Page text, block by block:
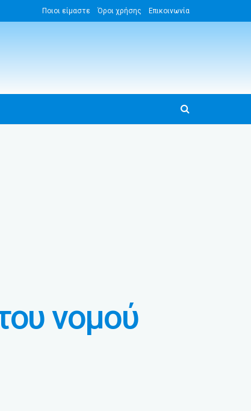
Ποιοι είμαστε Όροι χρήσης Επικοινωνία
νομού